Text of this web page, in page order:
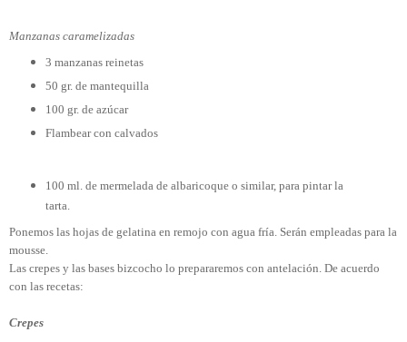
Manzanas caramelizadas
3 manzanas reinetas
50 gr. de mantequilla
100 gr. de azúcar
Flambear con calvados
100 ml. de mermelada de albaricoque o similar, para pintar la
tarta.
Ponemos las hojas de gelatina en remojo con agua fría. Serán empleadas para la
mousse.
Las crepes y las bases bizcocho lo prepararemos con antelación. De acuerdo
con las recetas:
Crepes